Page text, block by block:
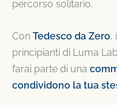
percorso solitario.
Con Tedesco da Zero,
principianti di Luma
farai parte di una
condividono la tua